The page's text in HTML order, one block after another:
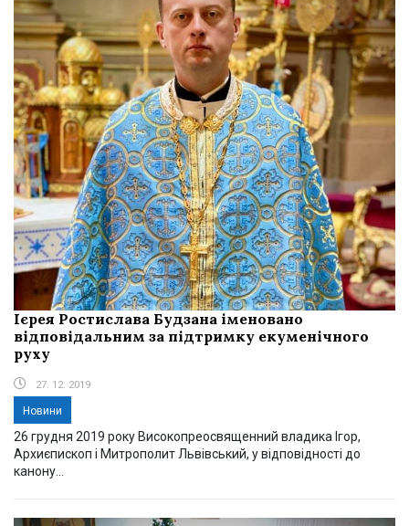
Ієрея Ростислава Будзана іменовано
відповідальним за підтримку екуменічного
руху
27. 12. 2019
Новини
26 грудня 2019 року Високопреосвященний владика Ігор,
Архиєпископ і Митрополит Львівський, у відповідності до
канону...